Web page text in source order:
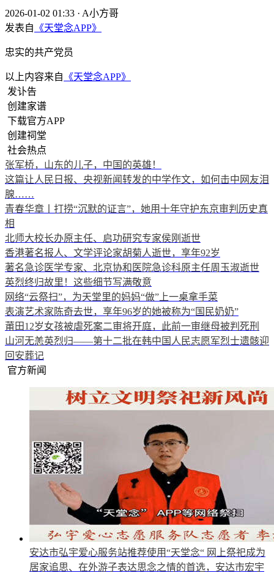
2026-01-02 01:33 · A小方哥
发表自 《天堂念APP》
忠实的共产党员
以上内容来自 《天堂念APP》
发讣告
创建家谱
下载官方APP
创建祠堂
社会热点
张军桥，山东的儿子，中国的英雄！
这篇让人民日报、央视新闻转发的中学作文，如何击中网友泪
腺……
青春华章丨打捞“沉默的证言”，她用十年守护东京审判历史真
相
北师大校长办原主任、启功研究专家侯刚逝世
香港著名报人、文学评论家胡菊人逝世，享年92岁
著名急诊医学专家、北京协和医院急诊科原主任周玉淑逝世
英烈终归故里！这些细节写满敬意
网络“云祭扫”，为天堂里的妈妈“做”上一桌拿手菜
表演艺术家陈奇去世，享年96岁的她被称为“国民奶奶”
莆田12岁女孩被虐死案二审将开庭，此前一审继母被判死刑
山河无恙英烈归——第十二批在韩中国人民志愿军烈士遗骸迎
回安葬记
官方新闻
安达市弘宇爱心服务站推荐使用“天堂念“ 网上祭祀成为
居家追思、在外游子表达思念之情的首选，安达市宏宇